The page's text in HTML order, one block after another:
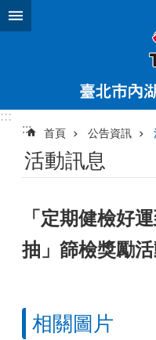
跳到主要內容區塊
:::
:::
首頁 公告資訊
活動訊息
「定期健檢好
抽」篩檢獎勵
相關圖片